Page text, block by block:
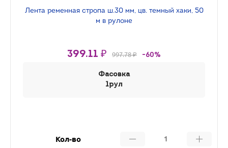
Лента ременная стропа ш.30 мм, цв. темный хаки, 50
м в рулоне
399.11 ₽ 997.78 ₽ -60%
Фасовка
1рул
Кол-во